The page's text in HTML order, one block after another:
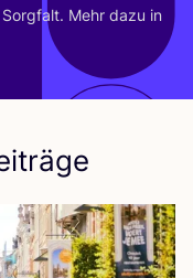
Mehr dazu in